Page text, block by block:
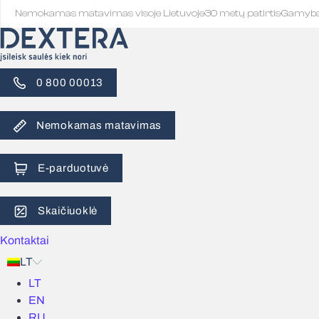
Nemokamas matavimas visoje Lietuvoje·30 metų patirtis·
0 800 00013
Nemokamas matavimas
E-parduotuvė
Skaičiuoklė
Kontaktai
LT
LT
EN